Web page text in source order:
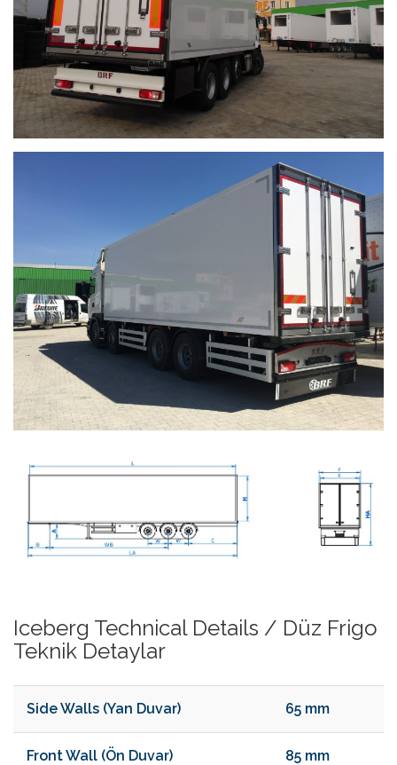
Iceberg Technical Details / Düz Frigo
Teknik Detaylar
Side Walls (Yan Duvar) 65 mm
Front Wall (Ön Duvar) 85 mm